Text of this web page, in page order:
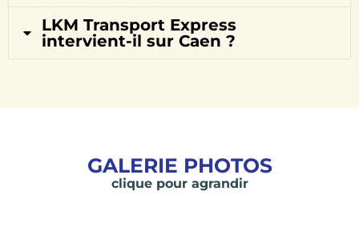
LKM Transport Express
intervient-il sur Caen ?
GALERIE PHOTOS
clique pour agrandir